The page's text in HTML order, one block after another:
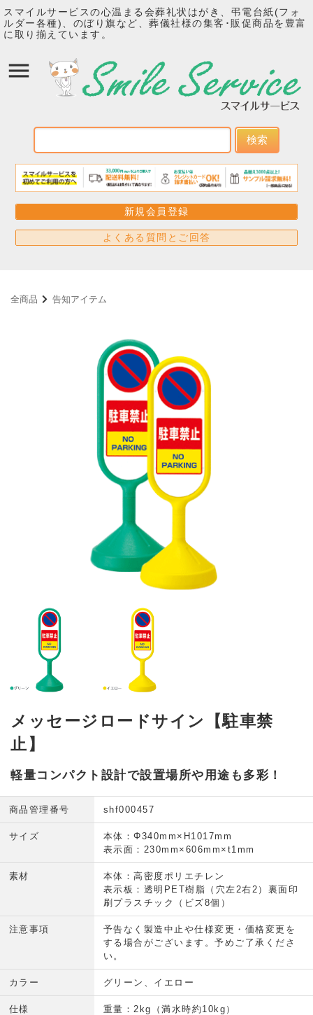
スマイルサービスの心温まる会葬礼状はがき、弔電台紙(フォ
ルダー各種)、のぼり旗など、葬儀社様の集客･販促商品を豊富
に取り揃えています。
検索
新規会員登録
よくある質問とご回答
全商品 告知アイテム
メッセージロードサイン【駐車禁
止】
軽量コンパクト設計で設置場所や用途も多彩！
商品管理番号 shf000457
サイズ
本体：Φ340mm×H1017mm
表示面：230mm×606mm×t1mm
素材
本体：高密度ポリエチレン
表示板：透明PET樹脂（穴左2右2）裏面印
刷プラスチック（ビズ8個）
注意事項
予告なく製造中止や仕様変更・価格変更を
する場合がございます。予めご了承くださ
い。
カラー グリーン、イエロー
仕様 重量：2kg（満水時約10kg）